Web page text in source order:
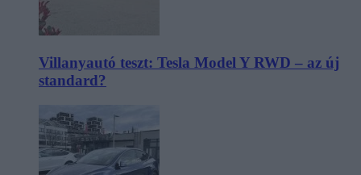
Villanyautó teszt: Tesla Model Y RWD – az új
standard?